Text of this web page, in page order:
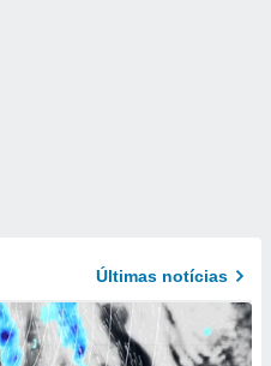
Últimas notícias